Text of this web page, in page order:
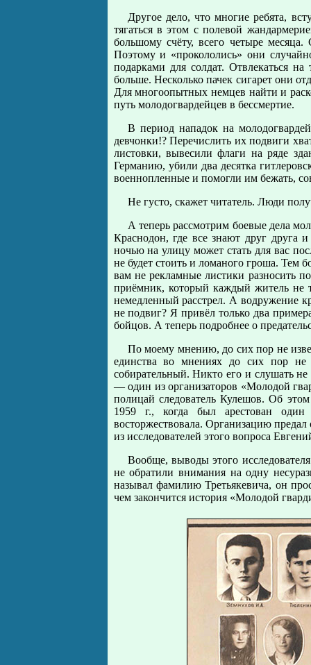
Другое дело, что многие ребята,
тягаться в этом с полевой
большому счёту, всего четыре
Поэтому и «прокололись» они
подарками для солдат. Отвлекаться
больше. Несколько пачек сигарет они
Для многоопытных немцев найти и
путь молодогвардейцев в бессмертие.
В период нападок на
девчонки!? Перечислить их подвиги
листовки, вывесили флаги на ряде
Германию, убили два десятка
военнопленные и помогли им бежать,
Не густо, скажет читатель. Люди
А теперь рассмотрим боевые дела
Краснодон, где все знают друг друга
ночью на улицу может стать для вас
не будет стоить и ломаного гроша. Тем
вам не рекламные листики разносить
приёмник, который каждый житель не
немедленный расстрел. А водружение
не подвиг? Я привёл только два
бойцов. А теперь подробнее о
По моему мнению, до сих пор не
единства во мнениях до сих пор не
собирательный. Никто его и слушать
— один из организаторов «Молодой
полицай следователь Кулешов. Об
1959 г., когда был арестован
восторжествовала. Организацию
из исследователей этого вопроса
Вообще, выводы этого
не обратили внимания на одну
называл фамилию Третьякевича, он
чем закончится история «Молодой